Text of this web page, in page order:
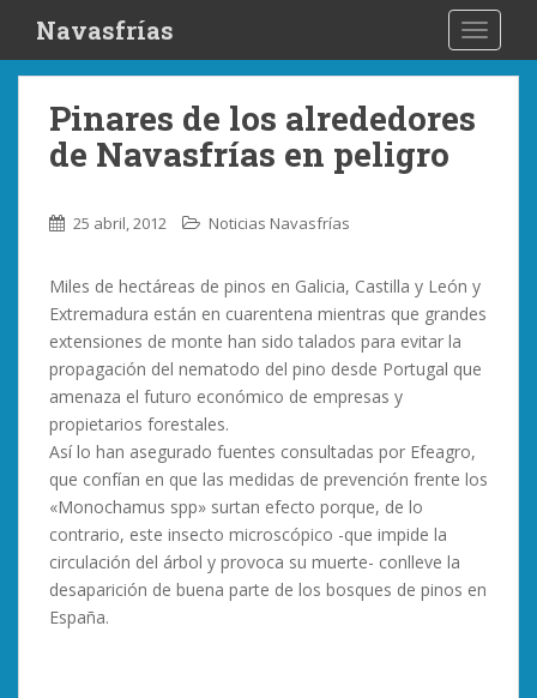
i
Navasfrías
Pinares de los alrededores
de Navasfrías en peligro
25 abril, 2012 Noticias Navasfrías
Miles de hectáreas de pinos en Galicia, Castilla y León y
Extremadura están en cuarentena mientras que grandes
extensiones de monte han sido talados para evitar la
propagación del nematodo del pino desde Portugal que
amenaza el futuro económico de empresas y
propietarios forestales.
Así lo han asegurado fuentes consultadas por Efeagro,
que confían en que las medidas de prevención frente los
«Monochamus spp» surtan efecto porque, de lo
contrario, este insecto microscópico -que impide la
circulación del árbol y provoca su muerte- conlleve la
desaparición de buena parte de los bosques de pinos en
España.